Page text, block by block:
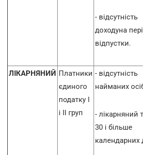
- відсутність
доходуна
відпустки.
ЛІКАРНЯНИЙ Платники
єдиного
податку І
і ІІ груп
- відсутність
найманих
- лікарняний
30 і більше
календарних